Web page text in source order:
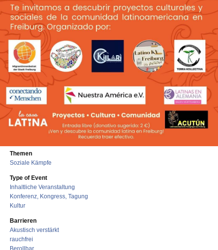
Themen
Soziale Kämpfe
Type of Event
Inhaltliche Veranstaltung
Konferenz, Kongress, Tagung
Kultur
Barrieren
Akustisch verstärkt
rauchfrei
Berollbar